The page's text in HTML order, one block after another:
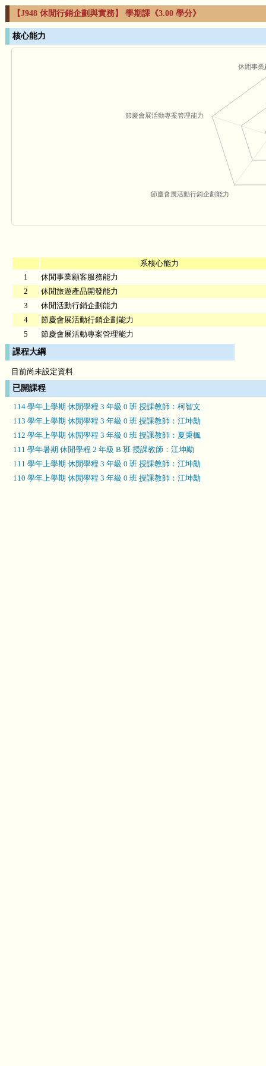
【J948 休閒行銷企劃與實務】 學期課《3.00 學分》
核心能力
休閒事業
節慶會展活動行銷企劃能力
節慶會展活動專案管理能力
系核心能力
1
休閒事業顧客服務能力
2
休閒旅遊產品開發能力
3
休閒活動行銷企劃能力
4
節慶會展活動行銷企劃能力
5
節慶會展活動專案管理能力
課程大綱
目前尚未設定資料
已開課程
114 學年上學期 休閒學程 3 年級 0 班 授課教師：柯智文
113 學年上學期 休閒學程 3 年級 0 班 授課教師：江坤勱
112 學年上學期 休閒學程 3 年級 0 班 授課教師：夏秉楓
111 學年暑期 休閒學程 2 年級 B 班 授課教師：江坤勱
111 學年上學期 休閒學程 3 年級 0 班 授課教師：江坤勱
110 學年上學期 休閒學程 3 年級 0 班 授課教師：江坤勱